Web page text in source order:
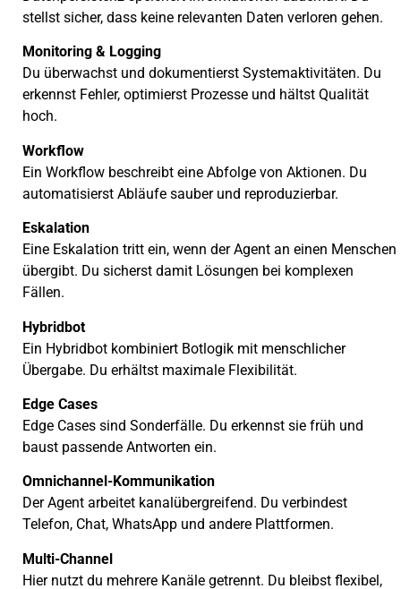
stellst sicher, dass keine relevanten Daten verloren gehen.
Monitoring & Logging
Du überwachst und dokumentierst Systemaktivitäten. Du
erkennst Fehler, optimierst Prozesse und hältst Qualität
hoch.
Workflow
Ein Workflow beschreibt eine Abfolge von Aktionen. Du
automatisierst Abläufe sauber und reproduzierbar.
Eskalation
Eine Eskalation tritt ein, wenn der Agent an einen Menschen
übergibt. Du sicherst damit Lösungen bei komplexen
Fällen.
Hybridbot
Ein Hybridbot kombiniert Botlogik mit menschlicher
Übergabe. Du erhältst maximale Flexibilität.
Edge Cases
Edge Cases sind Sonderfälle. Du erkennst sie früh und
baust passende Antworten ein.
Omnichannel-Kommunikation
Der Agent arbeitet kanalübergreifend. Du verbindest
Telefon, Chat, WhatsApp und andere Plattformen.
Multi-Channel
Hier nutzt du mehrere Kanäle getrennt. Du bleibst flexibel,